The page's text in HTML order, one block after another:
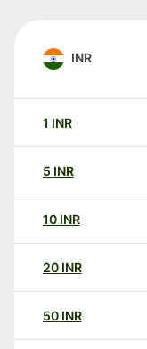
INR
1 INR
5 INR
10 INR
20 INR
50 INR